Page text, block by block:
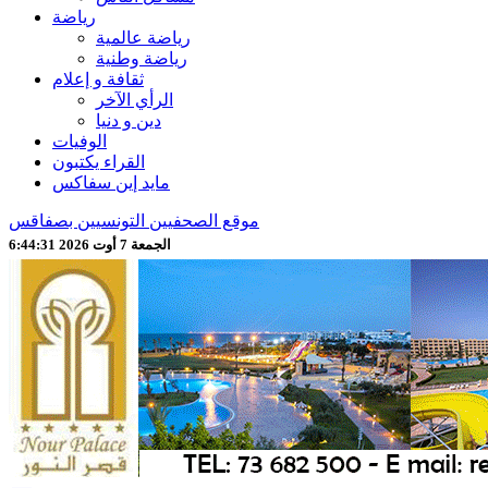
رياضة
رياضة عالمية
رياضة وطنية
ثقافة و إعلام
الرأي الآخر
دين و دنيا
الوفيات
القراء يكتبون
مايد إين سفاكس
موقع الصحفيين التونسيين بصفاقس
الجمعة 7 أوت 2026 6:44:33